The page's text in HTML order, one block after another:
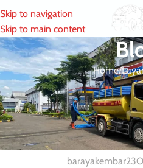
Skip to navigation
Skip to main content
MENU
Home
LAYANAN
Layanan
barayakembar23